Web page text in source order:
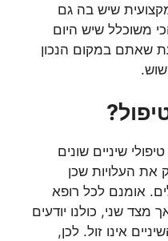
שיש בה גם
משוכלל שיש היום
שאתם במקום הנכון
שיניים שונים
העלויות שכן
אומנם לכל רופא
מצד שני, כולנו יודעים
אינו זול. לכן,